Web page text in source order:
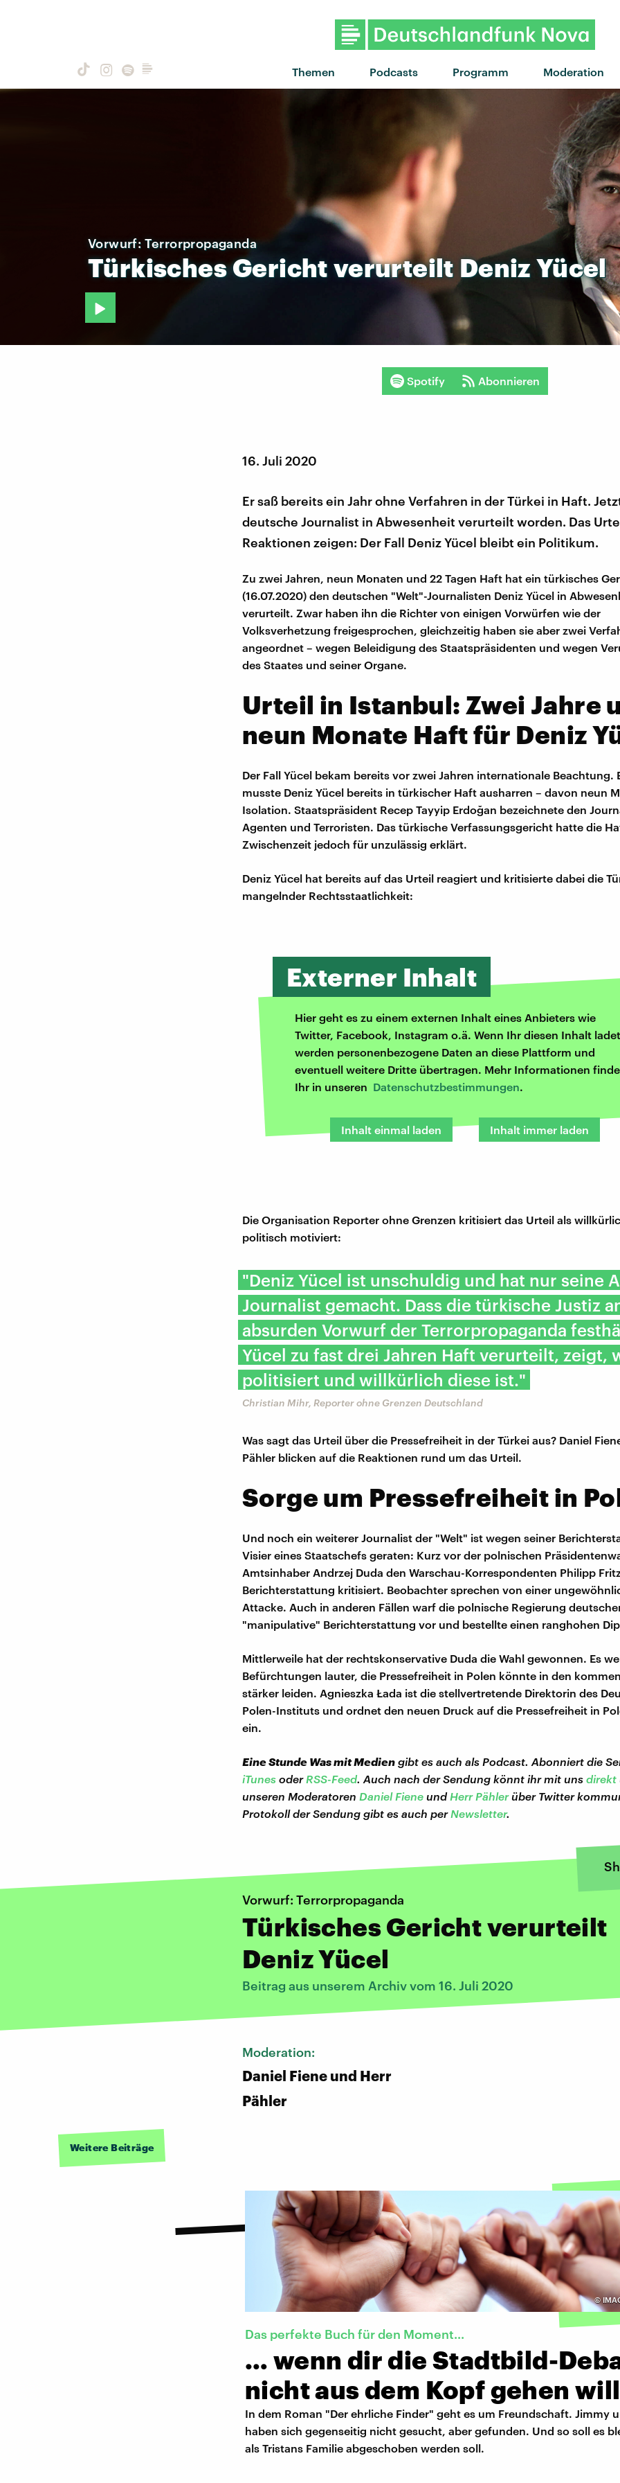
Themen Podcasts Programm Moderation
Vorwurf: Terrorpropaganda
TürkischesGericht verurteilt DenizYücel
Spotify Abonnieren
16. Juli 2020
Er saß bereits ein Jahr ohne Verfahren in der Türkei in Haft.
deutsche Journalist in Abwesenheit verurteilt worden. Das
Reaktionen zeigen: Der Fall Deniz Yücel bleibt ein Politikum.
Zu zwei Jahren, neun Monaten und 22 Tagen Haft hat ein türkisches
(16.07.2020) den deutschen "Welt"-Journalisten Deniz Yücel in
verurteilt. Zwar haben ihn die Richter von einigen Vorwürfen wie der
Volksverhetzung freigesprochen, gleichzeitig haben sie aber zwei
angeordnet – wegen Beleidigung des Staatspräsidenten und wegen
des Staates und seiner Organe.
Urteil in Istanbul: Zwei Jahre
neun Monate Haft für Deniz
Der Fall Yücel bekam bereits vor zwei Jahren internationale Beachtung.
musste Deniz Yücel bereits in türkischer Haft ausharren – davon neun
Isolation. Staatspräsident Recep Tayyip Erdoğan bezeichnete den
Agenten und Terroristen. Das türkische Verfassungsgericht hatte die
Zwischenzeit jedoch für unzulässig erklärt.
Deniz Yücel hat bereits auf das Urteil reagiert und kritisierte dabei die
mangelnder Rechtsstaatlichkeit:
Externer Inhalt
Hier geht es zu einem externen Inhalt eines Anbieters wie
Twitter, Facebook, Instagram o.ä. Wenn Ihr diesen Inhalt
werden personenbezogene Daten an diese Plattform und
eventuell weitere Dritte übertragen. Mehr Informationen
Ihr in unseren Datenschutzbestimmungen.
Inhalt einmal laden Inhalt immer laden
Die Organisation Reporter ohne Grenzen kritisiert das Urteil als
politisch motiviert:
"Deniz Yücel ist unschuldig und hat nur seine
Journalist gemacht. Dass die türkische Justiz
absurden Vorwurf der Terrorpropaganda
Yücel zu fast drei Jahren Haft verurteilt, zeigt,
politisiert und willkürlich diese ist."
Christian Mihr, Reporter ohne Grenzen Deutschland
Was sagt das Urteil über die Pressefreiheit in der Türkei aus? Daniel
Pähler blicken auf die Reaktionen rund um das Urteil.
Sorge um Pressefreiheit in
Und noch ein weiterer Journalist der "Welt" ist wegen seiner
Visier eines Staatschefs geraten: Kurz vor der polnischen
Amtsinhaber Andrzej Duda den Warschau-Korrespondenten Philipp
Berichterstattung kritisiert. Beobachter sprechen von einer
Attacke. Auch in anderen Fällen warf die polnische Regierung
"manipulative" Berichterstattung vor und bestellte einen ranghohen
Mittlerweile hat der rechtskonservative Duda die Wahl gewonnen. Es
Befürchtungen lauter, die Pressefreiheit in Polen könnte in den
stärker leiden. Agnieszka Łada ist die stellvertretende Direktorin des
Polen-Instituts und ordnet den neuen Druck auf die Pressefreiheit in
ein.
Eine Stunde Was mit Medien gibt es auch als Podcast. Abonniert die
iTunes oder RSS-Feed. Auch nach der Sendung könnt ihr mit uns direkt
unseren Moderatoren Daniel Fiene und Herr Pählerüber Twitter
Protokoll der Sendung gibt es auch perNewsletter.
Vorwurf: Terrorpropaganda
Türkisches Gericht verurteilt
Deniz Yücel
Beitrag aus unserem Archiv vom 16. Juli 2020
Moderation:
Daniel Fiene und Herr
Pähler
Weitere Beiträge
©
Das perfekte Buch für den Moment...
… wenn dir die Stadtbild-
nicht aus dem Kopf gehen will
In dem Roman "Der ehrliche Finder" geht es um Freundschaft. Jimmy
haben sich gegenseitig nicht gesucht, aber gefunden. Und so soll es
als Tristans Familie abgeschoben werden soll.